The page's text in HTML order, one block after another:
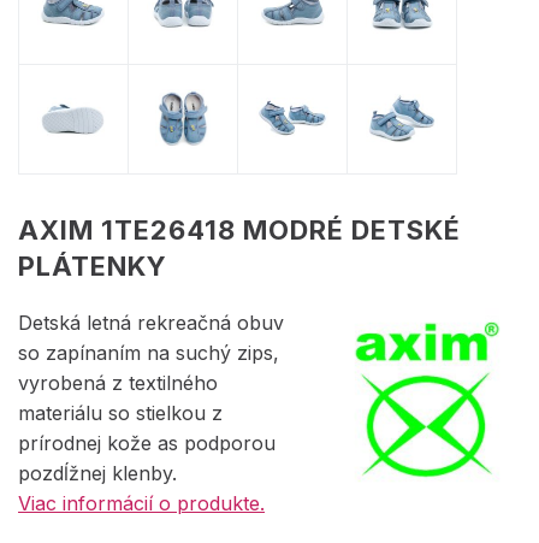
AXIM 1TE26418 MODRÉ DETSKÉ
PLÁTENKY
Detská letná rekreačná obuv
so zapínaním na suchý zips,
vyrobená z textilného
materiálu so stielkou z
prírodnej kože as podporou
pozdĺžnej klenby.
Viac informácií o produkte.